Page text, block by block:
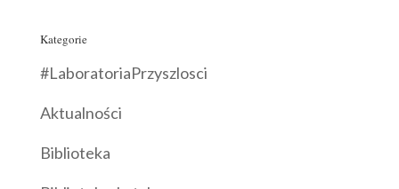
Kategorie
#LaboratoriaPrzyszlosci
Aktualności
Biblioteka